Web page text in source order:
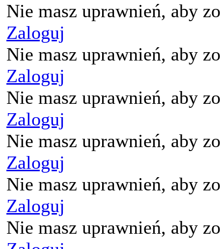
Nie masz uprawnień, aby
Zaloguj
Nie masz uprawnień, aby
Zaloguj
Nie masz uprawnień, aby
Zaloguj
Nie masz uprawnień, aby
Zaloguj
Nie masz uprawnień, aby
Zaloguj
Nie masz uprawnień, aby